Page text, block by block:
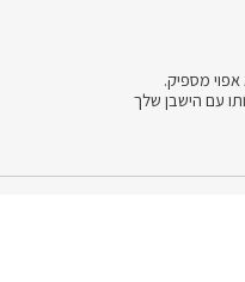
מספיק.
עם הישבן שלך